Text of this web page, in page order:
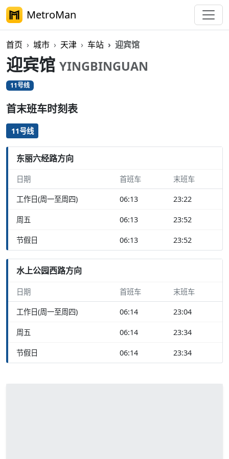
MetroMan
首页 城市 天津 车站 迎宾馆
迎宾馆 YINGBINGUAN
11号线
首末班车时刻表
11号线
东丽六经路方向
日期 首班车 末班车
工作日(周一至周四) 06:13 23:22
周五 06:13 23:52
节假日 06:13 23:52
水上公园西路方向
日期 首班车 末班车
工作日(周一至周四) 06:14 23:04
周五 06:14 23:34
节假日 06:14 23:34